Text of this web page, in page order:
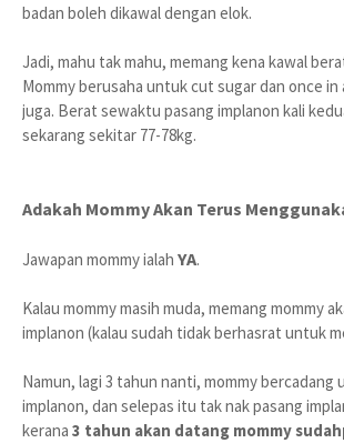
badan boleh dikawal dengan elok.
Jadi, mahu tak mahu, memang kena kawal
Mommy berusaha untuk cut sugar dan once in
juga. Berat sewaktu pasang implanon kali
sekarang sekitar 77-78kg.
Adakah Mommy Akan Terus
Jawapan mommy ialah YA.
Kalau mommy masih muda, memang mommy
implanon (kalau sudah tidak berhasrat untuk
Namun, lagi 3 tahun nanti, mommy bercadang
implanon, dan selepas itu tak nak pasang
kerana 3 tahun akan datang mommy